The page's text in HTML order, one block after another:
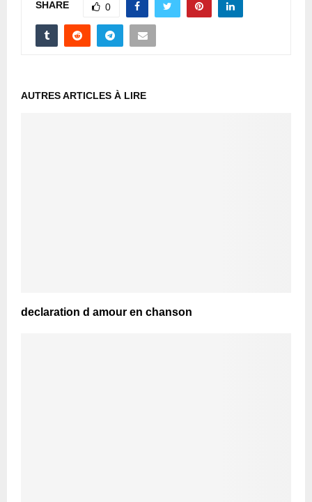
SHARE 0
AUTRES ARTICLES À LIRE
declaration d amour en chanson